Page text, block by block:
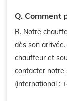
Q. Comment
R. Notre
dès son
chauffeur et
contacter notre
(international :